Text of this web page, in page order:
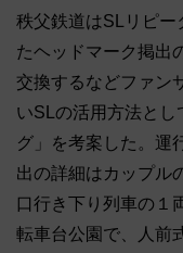
秩父鉄道はSLリピー
たヘッドマーク掲出
交換するなどファン
いSLの活用方法と
グ」を考案した。運
出の詳細はカップル
口行き下り列車の１
転車台公園で、人前